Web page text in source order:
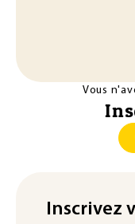
Vous
Inscrivez